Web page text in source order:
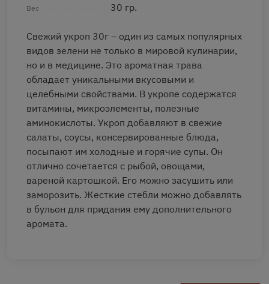
Вес 30 гр.
Свежий укроп 30г – один из самых популярных
видов зелени не только в мировой кулинарии,
но и в медицине. Это ароматная трава
обладает уникальными вкусовыми и
целебными свойствами. В укропе содержатся
витамины, микроэлементы, полезные
аминокислоты. Укроп добавляют в свежие
салаты, соусы, консервированные блюда,
посыпают им холодные и горячие супы. Он
отлично сочетается с рыбой, овощами,
вареной картошкой. Его можно засушить или
заморозить. Жесткие стебли можно добавлять
в бульон для придания ему дополнительного
аромата.